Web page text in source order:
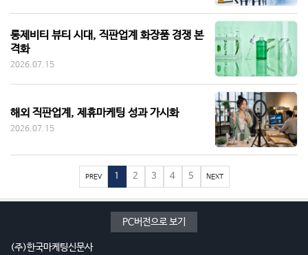
롱제비티 뷰티 시대, 직판업계 화장품 경쟁 본
격화
2026.07.15
해외 직판업계, 제휴마케팅 성과 가시화
2026.07.15
PREV 1 2 3 4 5 NEXT
PC버전으로 보기
(주)한국마케팅신문사